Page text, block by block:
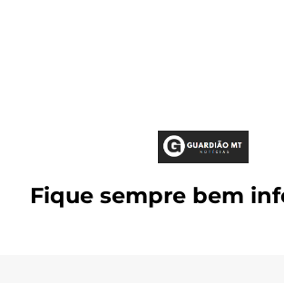
Fique sempre bem